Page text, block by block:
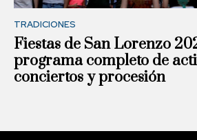
TRADICIONES
Fiestas de San Lorenzo
programa completo de
conciertos y procesión